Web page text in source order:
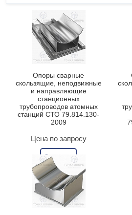
Опоры сварные
скользящие, неподвижные
и направляющие
станционных
трубопроводов атомных
станций СТО 79.814.130-
2009
Цена по запросу
Заказать